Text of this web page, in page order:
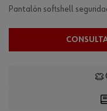
Pantalón softshell